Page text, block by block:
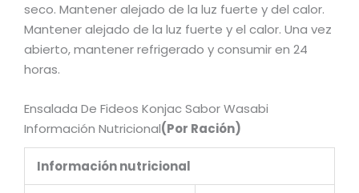
seco. Mantener alejado de la luz fuerte y del calor.
Mantener alejado de la luz fuerte y el calor. Una vez
abierto, mantener refrigerado y consumir en 24
horas.
Ensalada De Fideos Konjac Sabor Wasabi
Información Nutricional(Por Ración)
Información nutricional